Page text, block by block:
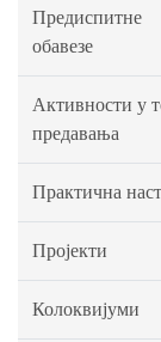
Предиспитне
обавезе
Активности у
предавања
Практична
Пројекти
Колоквијуми